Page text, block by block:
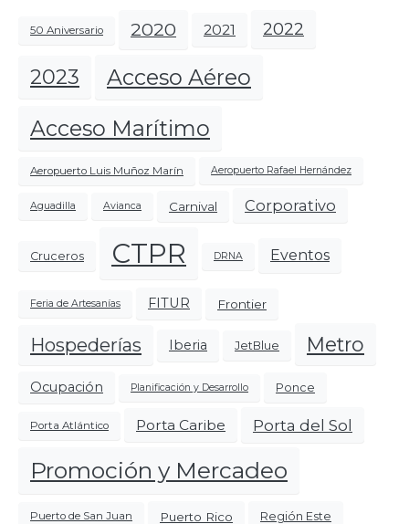
50 Aniversario 2020 2021 2022
2023
Acceso Aéreo
Acceso Marítimo
Aeropuerto Luis Muñoz Marín Aeropuerto Rafael Hernández
Aguadilla Avianca Carnival Corporativo
Cruceros CTPR DRNA Eventos
Feria de Artesanías FITUR Frontier
Hospederías Iberia JetBlue Metro
Ocupación Planificación y Desarrollo Ponce
Porta Atlántico Porta Caribe Porta del Sol
Promoción y Mercadeo
Puerto de San Juan Puerto Rico Región Este